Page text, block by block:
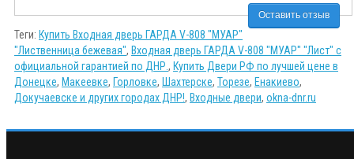
Оставить отзыв
Теги: Купить Входная дверь ГАРДА V-808 "МУАР"
"Лиственница бежевая", Входная дверь ГАРДА V-808 "МУАР" "Лист" с
официальной гарантией по ДНР. , Купить Двери РФ по лучшей цене в
Донецке, Макеевке, Горловке, Шахтерске, Торезе, Енакиево,
Докучаевске и других городах ДНР!, Входные двери, okna-dnr.ru